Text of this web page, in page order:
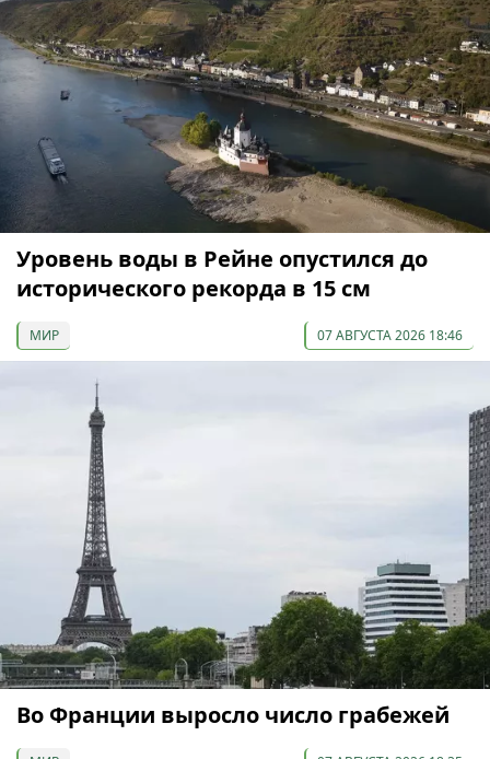
Уровень воды в Рейне опустился до
исторического рекорда в 15 см
МИР 07 АВГУСТА 2026 18:46
Во Франции выросло число грабежей